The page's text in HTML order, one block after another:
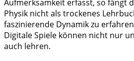
Aufmerksamkeit erfasst, so fängt
Physik nicht als trockenes
faszinierende Dynamik zu
Digitale Spiele können nicht nur
auch lehren.